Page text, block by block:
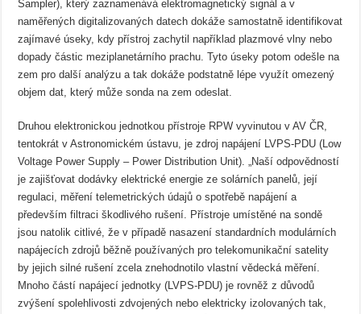
Sampler), který zaznamenává elektromagnetický signál a v
naměřených digitalizovaných datech dokáže samostatně identifikovat
zajímavé úseky, kdy přístroj zachytil například plazmové vlny nebo
dopady částic meziplanetárního prachu. Tyto úseky potom odešle na
zem pro další analýzu a tak dokáže podstatně lépe využít omezený
objem dat, který může sonda na zem odeslat.
Druhou elektronickou jednotkou přístroje RPW vyvinutou v AV ČR,
tentokrát v Astronomickém ústavu, je zdroj napájení LVPS-PDU (Low
Voltage Power Supply – Power Distribution Unit). „Naší odpovědností
je zajišťovat dodávky elektrické energie ze solárních panelů, její
regulaci, měření telemetrických údajů o spotřebě napájení a
především filtraci škodlivého rušení. Přístroje umístěné na sondě
jsou natolik citlivé, že v případě nasazení standardních modulárních
napájecích zdrojů běžně používaných pro telekomunikační satelity
by jejich silné rušení zcela znehodnotilo vlastní vědecká měření.
Mnoho částí napájecí jednotky (LVPS-PDU) je rovněž z důvodů
zvýšení spolehlivosti zdvojených nebo elektricky izolovaných tak,